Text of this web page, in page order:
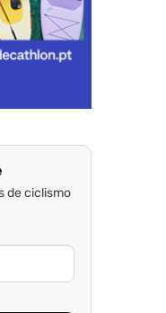
de ciclismo